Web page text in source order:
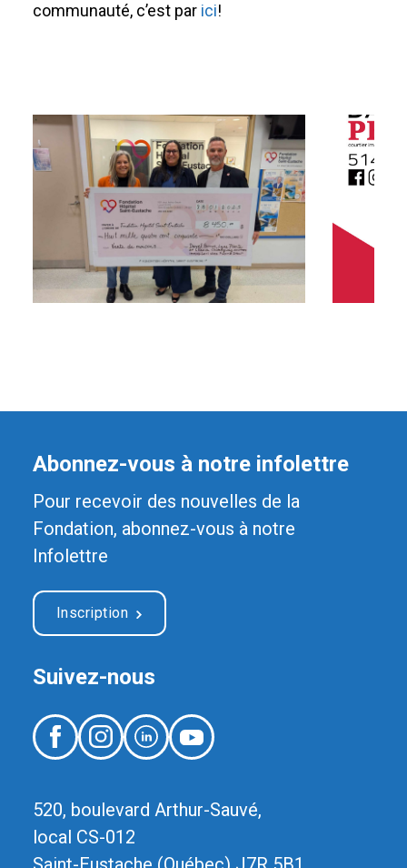
communauté, c’est par ici!
520, boulevard Arthur-Sauvé,
local CS-012
Abonnez-vous à notre infolettre
Pour recevoir des nouvelles de la
Fondation, abonnez-vous à notre
Infolettre
Inscription
Suivez-nous